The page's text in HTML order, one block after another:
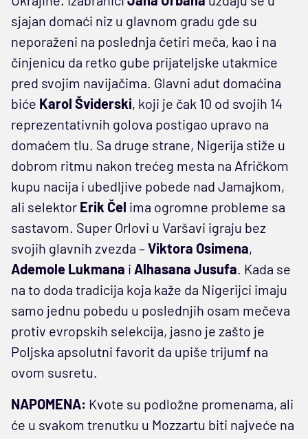
sjajan domaći niz u glavnom gradu gde su
neporaženi na poslednja četiri meča, kao i na
činjenicu da retko gube prijateljske utakmice
pred svojim navijačima. Glavni adut domaćina
biće Karol Šviderski, koji je čak 10 od svojih 14
reprezentativnih golova postigao upravo na
domaćem tlu. Sa druge strane, Nigerija stiže u
dobrom ritmu nakon trećeg mesta na Afričkom
kupu nacija i ubedljive pobede nad Jamajkom,
ali selektor Erik Čel ima ogromne probleme sa
sastavom. Super Orlovi u Varšavi igraju bez
svojih glavnih zvezda –Viktora Osimena,
Ademole Lukmana i Alhasana Jusufa. Kada se
na to doda tradicija koja kaže da Nigerijci imaju
samo jednu pobedu u poslednjih osam mečeva
protiv evropskih selekcija, jasno je zašto je
Poljska apsolutni favorit da upiše trijumf na
ovom susretu.
NAPOMENA: Kvote su podložne promenama, ali
će u svakom trenutku u Mozzartu biti najveće na